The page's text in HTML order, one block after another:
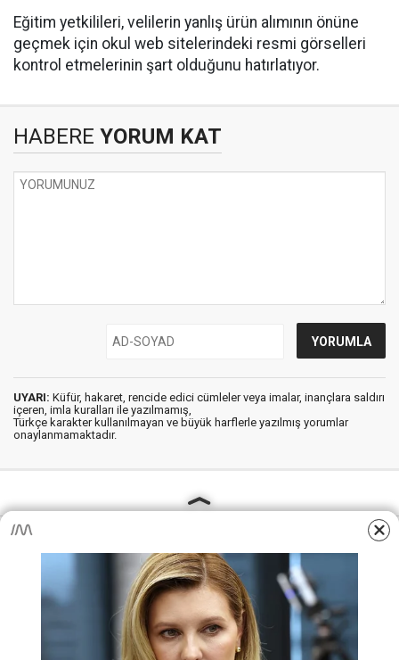
Eğitim yetkilileri, velilerin yanlış ürün alımının önüne
geçmek için okul web sitelerindeki resmi görselleri
kontrol etmelerinin şart olduğunu hatırlatıyor.
HABERE YORUM KAT
UYARI: Küfür, hakaret, rencide edici cümleler veya imalar, inançlara saldırı
içeren, imla kuralları ile yazılmamış,
Türkçe karakter kullanılmayan ve büyük harflerle yazılmış yorumlar
onaylanmamaktadır.
AjansKamu.Net - Memur, Meb Personel ve Kamudan Haber
Sitesi © 2025
Künye İletişim
Gizlilik İlkeleri
MEB Personel – Öğretmen Haberleri